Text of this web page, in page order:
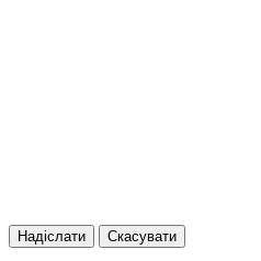
Надіслати Скасувати